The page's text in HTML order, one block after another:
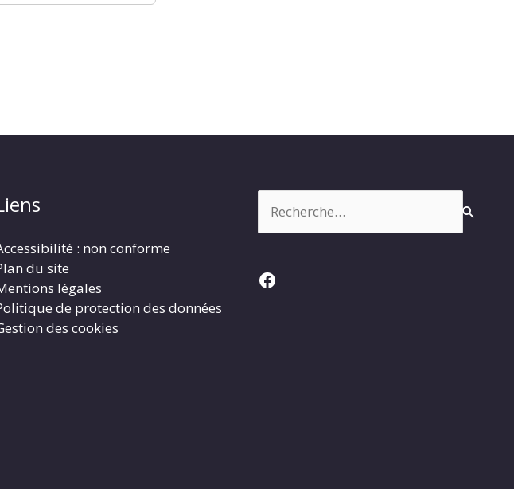
: non conforme
du site
légales
de protection des données
des cookies
Facebook